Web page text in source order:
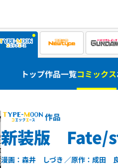
トップ作品一覧コミックス
作品
新装版 Fate/
漫画：森井 しづき 原作：成田